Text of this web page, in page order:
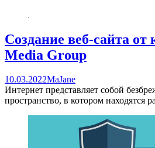
Создание веб-сайта
Media Group
10.03.2022MaJane
Интернет представляет собой
пространство, в котором находятся